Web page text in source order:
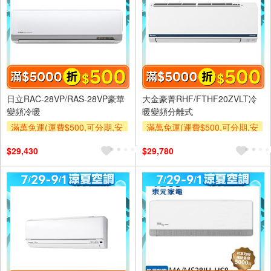
日立RAC-28VP/RAS-28VP豪華
變頻冷暖
滿萬免運(運費$500,可分期,安
及使用6期以上分期0利率,需付
基本安裝運費)
滿額折$500
$29,430
大金豪菁RHF/FTHF20ZVLT冷
暖變頻分離式
滿萬免運(運費$500,可分期,安
及使用6期以上分期0利率,需付
基本安裝運費)
滿額折$500
$29,780